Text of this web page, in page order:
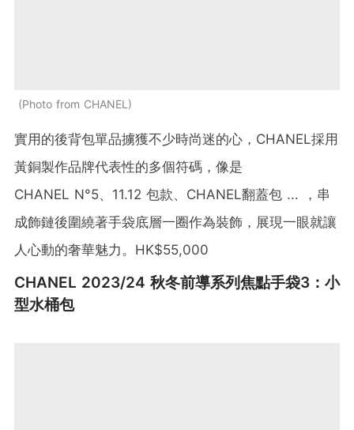
Photo from CHANEL
實用的後背包單品擄獲不少時尚迷的心，CHANEL採用
黃銅製作品牌代表性的多個符碼，像是
CHANEL N°5、11.12 包款、CHANEL翻蓋包 ... ，串
成飾鏈後圍繞著手袋底層一圈作為裝飾，展現一眼就讓
人心動的奢華魅力。HK$55,000
CHANEL 2023/24 秋冬前導系列焦點手袋3：小
型水桶包